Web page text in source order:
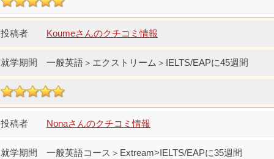
Koumeさんのクチコミ情報
一般英語＞エクストリーム＞IELTS/EAPに45週間
Nonaさんのクチコミ情報
一般英語コース＞Extream>IELTS/EAPに35週間